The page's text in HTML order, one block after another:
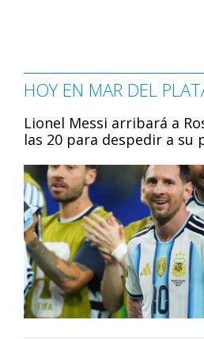
HOY EN MAR DEL
Lionel Messi arribará a
las 20 para despedir a su